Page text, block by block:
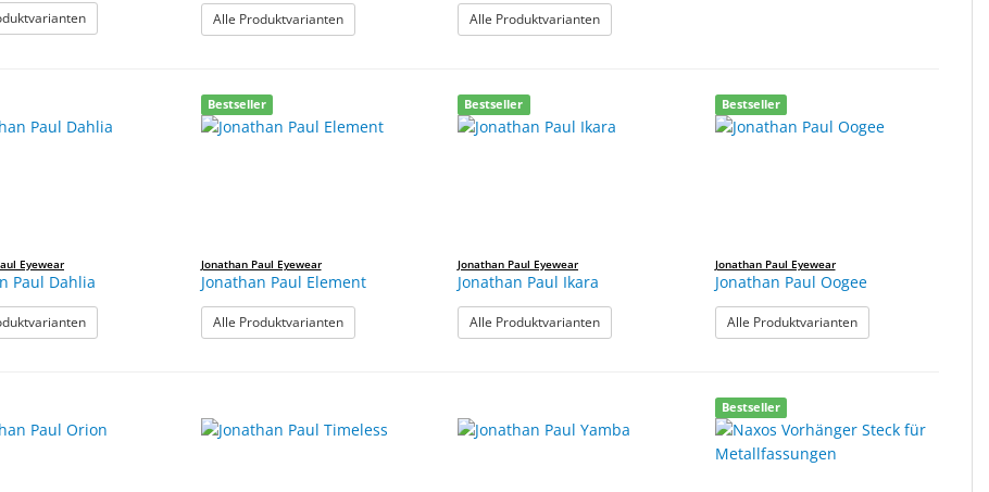
: Intega Profi-TauchmaskeAlle Produktvarianten: Jonathan Paul AuroraAlle Produktvarianten: Jonathan Paul Aviator
Eyewear
Paul Dahlia
: Jonathan Paul Dahlia
Bestseller
Jonathan Paul Eyewear
Jonathan Paul Element
Alle Produktvarianten: Jonathan Paul Element
Bestseller
Jonathan Paul Eyewear
Jonathan Paul Ikara
Alle Produktvarianten: Jonathan Paul Ikara
Bestseller
Jonathan Paul Eyewear
Jonathan Paul Oogee
Alle Produktvarianten: Jonathan Paul Oogee
Bestseller